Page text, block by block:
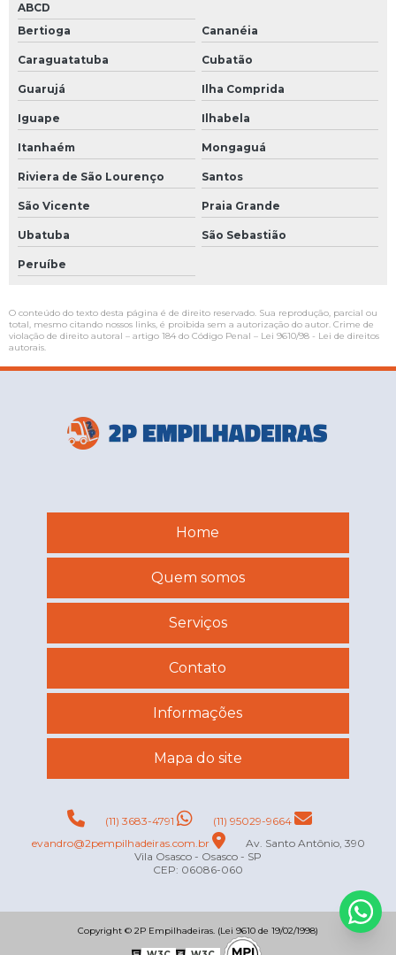
ABCD
Bertioga
Cananéia
Caraguatatuba Cubatão
Guarujá Ilha Comprida
Iguape Ilhabela
Itanhaém Mongaguá
Riviera de São Lourenço Santos
São Vicente Praia Grande
Ubatuba São Sebastião
Peruíbe
O conteúdo do texto desta página é de direito reservado. Sua reprodução, parcial ou
total, mesmo citando nossos links, é proibida sem a autorização do autor. Crime de
violação de direito autoral – artigo 184 do Código Penal – Lei 9610/98 - Lei de direitos
autorais.
Home
Quem somos
Serviços
Contato
Informações
Mapa do site
(11) 3683-4791
(11) 95029-9664
evandro@2pempilhadeiras.com.br
Av. Santo Antônio, 390
Vila Osasco - Osasco - SP
CEP: 06086-060
Copyright © 2P Empilhadeiras. (Lei 9610 de 19/02/1998)